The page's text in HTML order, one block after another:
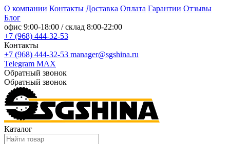
О компании Контакты Доставка Оплата Гарантии Отзывы
Блог
офис 9:00-18:00 / склад 8:00-22:00
+7 (968) 444-32-53
Контакты
+7 (968) 444-32-53 manager@sgshina.ru
Telegram MAX
Обратный звонок
Обратный звонок
Каталог